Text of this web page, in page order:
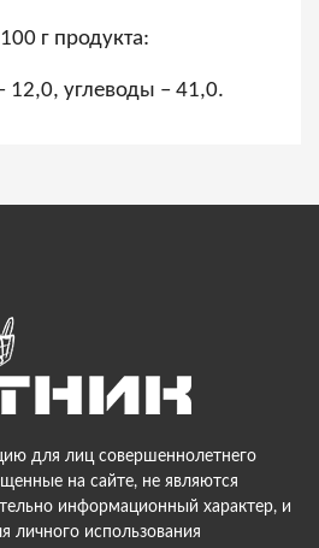
г продукта:
12,0, углеводы – 41,0.
для лиц совершеннолетнего
на сайте, не являются
информационный характер, и
личного использования